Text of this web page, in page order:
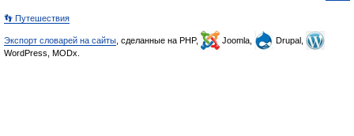
👣 Путешествия
Экспорт словарей на сайты , сделанные на PHP, Joomla,
Drupal,
WordPress, MODx.